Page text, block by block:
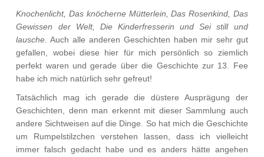
Knochenlicht, Das knöcherne Mütterlein, Das Rosenkind, Das
Gewissen der Welt, Die Kinderfresserin und Sei still und
lausche . Auch alle anderen Geschichten haben mir sehr gut
gefallen, wobei diese hier für mich persönlich so ziemlich
perfekt waren und gerade über die Geschichte zur 13. Fee
habe ich mich natürlich sehr gefreut!
Tatsächlich mag ich gerade die düstere Ausprägung der
Geschichten, denn man erkennt mit dieser Sammlung auch
andere Sichtweisen auf die Dinge. So hat mich die Geschichte
um Rumpelstilzchen verstehen lassen, dass ich vielleicht
immer falsch gedacht habe und es anders hätte angehen